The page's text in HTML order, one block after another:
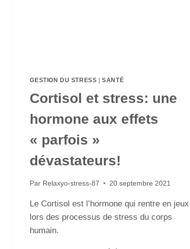
GESTION DU STRESS |SANTÉ
Cortisol et stress: une
hormone aux effets
« parfois »
dévastateurs!
Par Relaxyo-stress-87 20 septembre 2021
Le Cortisol est l’hormone qui rentre en jeux
lors des processus de stress du corps
humain.